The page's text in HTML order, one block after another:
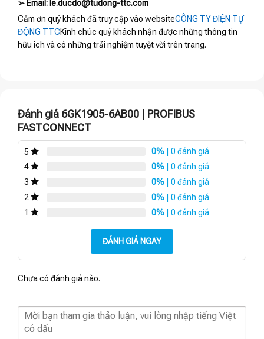
➢ Email: le.ducdo@tudong-ttc.com
Cảm ơn quý khách đã truy cập vào websiteCÔNG TY ĐIỆN TỰ
ĐỘNG TTCKính chúc quý khách nhận được những thông tin
hữu ích và có những trải nghiệm tuyệt vời trên trang.
Đánh giá 6GK1905-6AB00 | PROFIBUS
FASTCONNECT
5 0% | 0 đánh giá
4
0% | 0 đánh giá
3
0% | 0 đánh giá
2
0% | 0 đánh giá
1
0% | 0 đánh giá
ĐÁNH GIÁ NGAY
Chưa có đánh giá nào.